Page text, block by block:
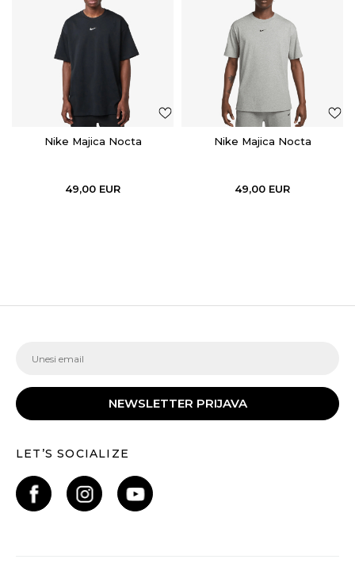
Nike Majica Nocta
49,00 EUR
Nike Majica Nocta
49,00 EUR
NEWSLETTER PRIJAVA
LET’S SOCIALIZE